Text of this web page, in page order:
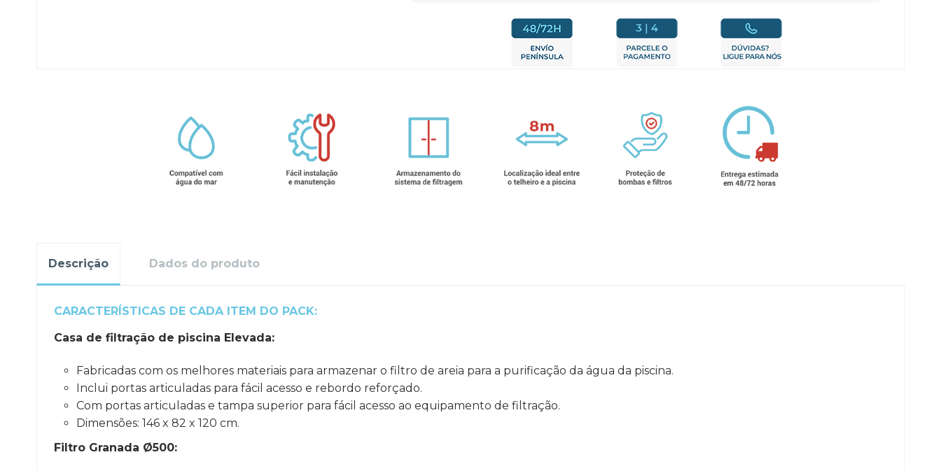
Descrição Dados do produto
CARACTERÍSTICAS DE CADA ITEM DO PACK:
Casa de filtração de piscina Elevada:
Fabricadas com os melhores materiais para armazenar o filtro de areia para a purificação da água da piscina.
Inclui portas articuladas para fácil acesso e rebordo reforçado.
Com portas articuladas e tampa superior para fácil acesso ao equipamento de filtração.
Dimensões: 146 x 82 x 120 cm.
Filtro Granada Ø500: